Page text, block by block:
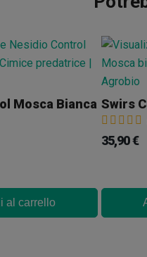
Mosca Bianca
al carrello
Swirs
35,90 €